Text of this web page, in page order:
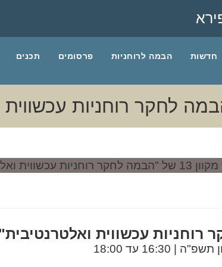
חדשות הבמה לרוחניות פרסומים תכנים
רוחניות עכשווית ואלטרנטיבית